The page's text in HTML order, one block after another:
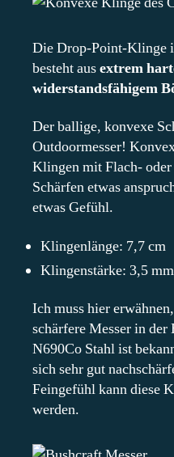
Die Drop-Point-Klinge
besteht ausextrem
widerstandsfähigem
Der ballige, konvexe
Outdoormesser!
Klingen mit Flach-
Schärfen etwas
etwas Gefühl.
Klingenlänge: 7,7 cm
Klingenstärke: 3,5 mm
Ich muss hier
schärfere Messer in
N690Co Stahl ist
sich sehr gut
Feingefühl kann diese
werden.